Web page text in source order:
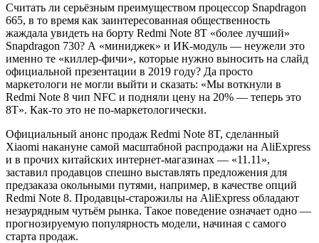
Считать ли серьёзным преимуществом процессор Snapdragon
665, в то время как заинтересованная общественность
жаждала увидеть на борту Redmi Note 8T «более лучший»
Snapdragon 730? А «миниджек» и ИК-модуль — неужели это
именно те «киллер-фичи», которые нужно выносить на слайд
официальной презентации в 2019 году? Да просто
маркетологи не могли выйти и сказать: «Мы воткнули в
Redmi Note 8 чип NFC и подняли цену на 20% — теперь это
8T». Как-то это не по-маркетологически.
Официальный анонс продаж Redmi Note 8T, сделанный
Xiaomi накануне самой масштабной распродажи на AliExpress
и в прочих китайских интернет-магазинах — «11.11»,
заставил продавцов спешно выставлять предложения для
предзаказа окольными путями, например, в качестве опций
Redmi Note 8. Продавцы-старожилы на AliExpress обладают
незаурядным чутьём рынка. Такое поведение означает одно —
прогнозируемую популярность модели, начиная с самого
старта продаж.